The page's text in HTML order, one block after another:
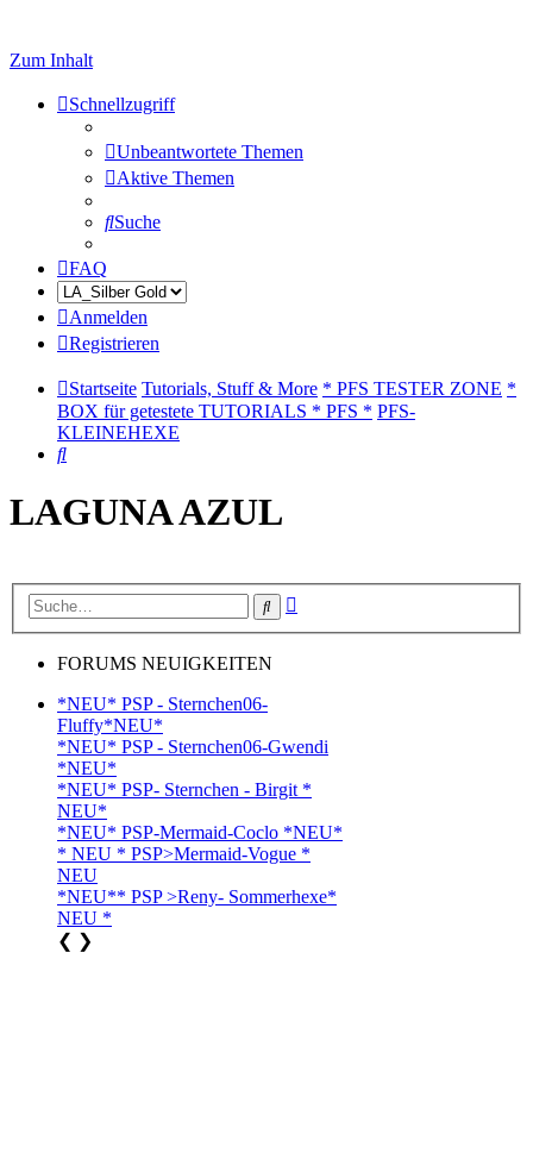
Zum Inhalt
Schnellzugriff
Unbeantwortete Themen
Aktive Themen
Suche
FAQ
Anmelden
Registrieren
Startseite Tutorials, Stuff & More * PFS TESTER ZONE *
BOX für getestete TUTORIALS * PFS * PFS-
KLEINEHEXE
Suche
LAGUNA AZUL
Suche
FORUMS NEUIGKEITEN
*NEU* PSP - Sternchen06-
Fluffy*NEU*
*NEU* PSP - Sternchen06-Gwendi
*NEU*
*NEU* PSP- Sternchen - Birgit *
NEU*
*NEU* PSP-Mermaid-Coclo *NEU*
* NEU * PSP>Mermaid-Vogue *
NEU
*NEU** PSP >Reny- Sommerhexe*
NEU *
❮ ❯